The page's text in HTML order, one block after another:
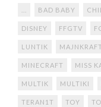
BAD BABY
DISNEY FFGTV
LUNTIK MAJNKRAFT
MINECRAFT MISS
MULTIK MULTIKI
TERAN1T TOY